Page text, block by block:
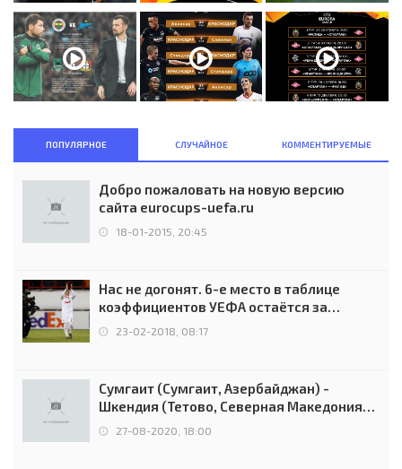
ПОПУЛЯРНОЕ СЛУЧАЙНОЕ КОММЕНТИРУЕМЫЕ
Добро пожаловать на новую версию
сайта eurocups-uefa.ru
18-01-2015, 20:45
Нас не догонят. 6-е место в таблице
коэффициентов УЕФА остаётся за
Россией
23-02-2018, 08:17
Сумгаит (Сумгаит, Азербайджан) -
Шкендия (Тетово, Северная Македония) -
0:2 (0:0)
27-08-2020, 18:00